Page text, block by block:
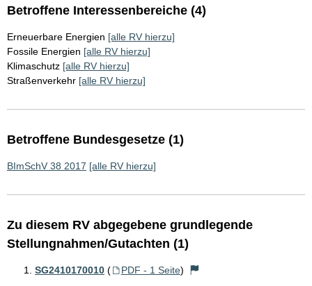
Betroffene Interessenbereiche (4)
Erneuerbare Energien [alle RV hierzu]
Fossile Energien [alle RV hierzu]
Klimaschutz [alle RV hierzu]
Straßenverkehr [alle RV hierzu]
Betroffene Bundesgesetze (1)
BImSchV 38 2017 [alle RV hierzu]
Zu diesem RV abgegebene grundlegende
Stellungnahmen/Gutachten (1)
SG2410170010 ( PDF - 1 Seite)